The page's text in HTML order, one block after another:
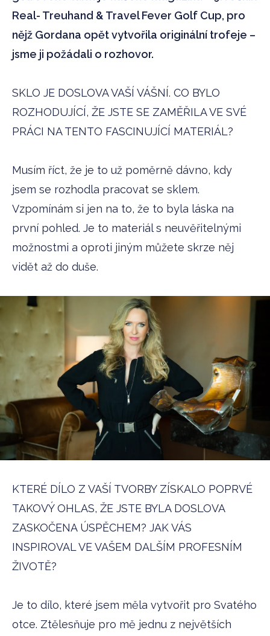
Real- Treuhand & Travel Fever Golf Cup, pro
nějž Gordana opět vytvořila originální trofeje –
jsme ji požádali o rozhovor.
SKLO JE DOSLOVA VAŠÍ VÁŠNÍ. CO BYLO
ROZHODUJÍCÍ, ŽE JSTE SE ZAMĚŘILA VE SVÉ
PRÁCI NA TENTO FASCINUJÍCÍ MATERIÁL?
Musím říct, že je to už poměrně dávno, kdy
jsem se rozhodla pracovat se sklem.
Vzpomínám si jen na to, že to byla láska na
první pohled. Je to materiál s neuvěřitelnými
možnostmi a oproti jiným můžete skrze něj
vidět až do duše.
KTERÉ DÍLO Z VAŠÍ TVORBY ZÍSKALO POPRVÉ
TAKOVÝ OHLAS, ŽE JSTE BYLA DOSLOVA
ZASKOČENA ÚSPĚCHEM? JAK VÁS
INSPIROVAL VE VAŠEM DALŠÍM PROFESNÍM
ŽIVOTĚ?
Je to dílo, které jsem měla vytvořit pro Svatého
otce. Ztělesňuje pro mě jednu z největších